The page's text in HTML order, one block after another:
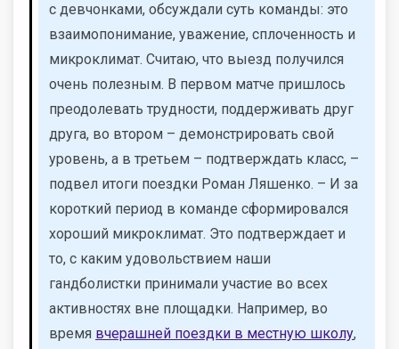
с девчонками, обсуждали суть команды: это
взаимопонимание, уважение, сплоченность и
микроклимат. Считаю, что выезд получился
очень полезным. В первом матче пришлось
преодолевать трудности, поддерживать друг
друга, во втором – демонстрировать свой
уровень, а в третьем – подтверждать класс, –
подвел итоги поездки Роман Ляшенко. – И за
короткий период в команде сформировался
хороший микроклимат. Это подтверждает и
то, с каким удовольствием наши
гандболистки принимали участие во всех
активностях вне площадки. Например, во
время вчерашней поездки в местную школу,